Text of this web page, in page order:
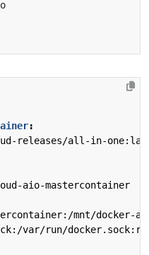
:
releases/all-in-
aio-mastercontainer
mnt/docker-
var/run/docker.sock:ro